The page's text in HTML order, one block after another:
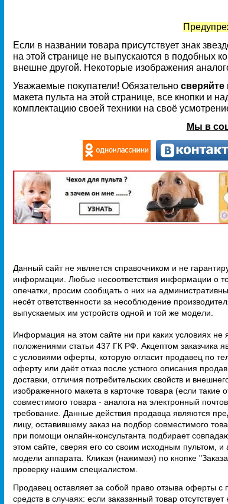
Если в названии товара присутствует знак
на этой странице не выпускаются в подобных
внешне другой. Некоторые изображения
Уважаемые покупатели! Обязательно сверяйте
макета пульта на этой странице, все кнопки и
комплектацию своей техники на своё
Мы в
Данный сайт не является справочником и не
информации. Любые несоответствия информации о
опечатки, просим сообщать о них на
несёт ответственности за несоблюдение
выпускаемых им устройств одной и той же модели.
Информация на этом сайте ни при каких условиях
положениями статьи 437 ГК РФ. Акцептом заказчика
с условиями оферты, которую огласит продавец по
оферту или даёт отказ после устного описания
доставки, отличия потребительских свойств и
изображенного макета в карточке товара (если такие
совместимого товара - аналога на электронный
требование. Данные действия продавца являются
лицу, оставившему заказ на подбор совместимого
при помощи онлайн-консультанта подбирает
этом сайте, сверяя его со своим исходным пультом,
модели аппарата. Кликая (нажимая) по кнопке
проверку нашим специалистом.
Продавец оставляет за собой право отзыва оферты с
средств в случаях: если заказанный товар